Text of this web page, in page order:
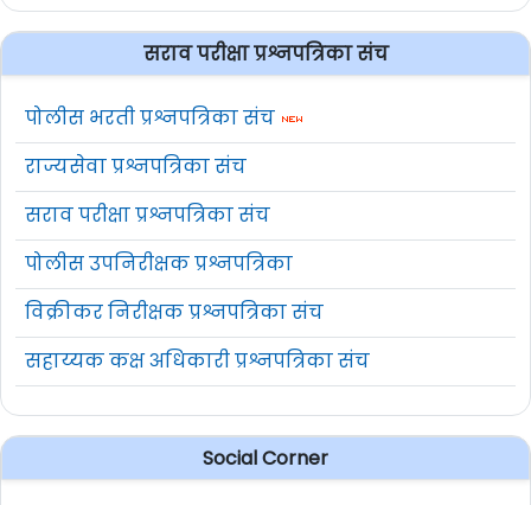
सराव परीक्षा प्रश्नपत्रिका संच
पोलीस भरती प्रश्नपत्रिका संच
राज्यसेवा प्रश्नपत्रिका संच
सराव परीक्षा प्रश्नपत्रिका संच
पोलीस उपनिरीक्षक प्रश्नपत्रिका
विक्रीकर निरीक्षक प्रश्नपत्रिका संच
सहाय्यक कक्ष अधिकारी प्रश्नपत्रिका संच
Social Corner